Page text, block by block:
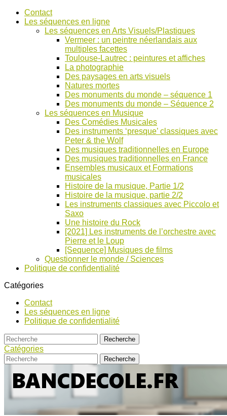
AccéderContact
Les séquences en ligne
Les séquences en Arts Visuels/Plastiques
Vermeer : un peintre néerlandais aux
multiples facettes
Toulouse-Lautrec : peintures et affiches
La photographie
Des paysages en arts visuels
Natures mortes
Des monuments du monde – séquence 1
Des monuments du monde – Séquence 2
Les séquences en Musique
Des Comédies Musicales
Des instruments ‘presque’ classiques avec
Peter & the Wolf
Des musiques traditionnelles en Europe
Des musiques traditionnelles en France
Ensembles musicaux et Formations
musicales
Histoire de la musique, Partie 1/2
Histoire de la musique, partie 2/2
Les instruments classiques avec Piccolo et
Saxo
Une histoire du Rock
[2021] Les instruments de l’orchestre avec
Pierre et le Loup
[Sequence] Musiques de films
Questionner le monde / Sciences
Politique de confidentialité
Catégories
Contact
Les séquences en ligne
Politique de confidentialité
Catégories